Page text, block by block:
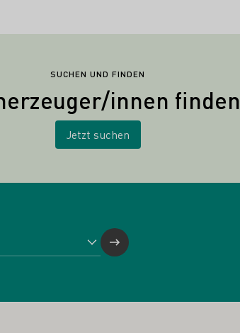
SUCHEN UND FINDEN
innen finden
Jetzt suchen